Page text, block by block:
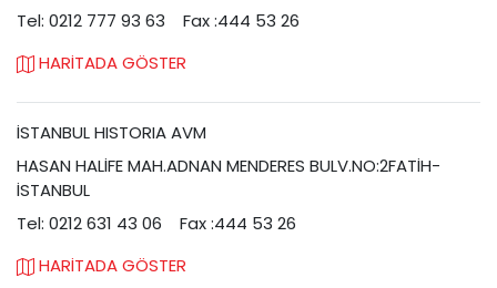
Tel: 0212 777 93 63
Fax :444 53 26
HARİTADA GÖSTER
İSTANBUL HISTORIA AVM
HASAN HALİFE MAH.ADNAN MENDERES BULV.NO:2FATİH-
İSTANBUL
Tel: 0212 631 43 06
Fax :444 53 26
HARİTADA GÖSTER